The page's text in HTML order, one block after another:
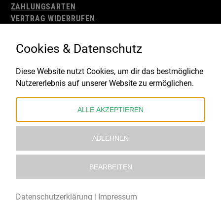
ZAHLUNGSARTEN
VERTRAG WIDERRUFEN
WIDERRUFSBELEHRUNG
IMPRESSUM
Gefördert durch:
Cookies & Datenschutz
Diese Website nutzt Cookies, um dir das bestmögliche
Nutzererlebnis auf unserer Website zu ermöglichen.
ALLE AKZEPTIEREN
ABLEHNEN
BEARBEITEN
Datenschutzerklärung | Impressum